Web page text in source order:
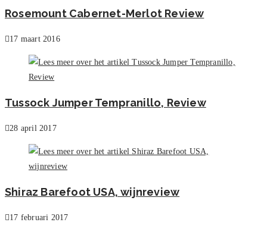
Rosemount Cabernet-Merlot Review
17 maart 2016
Tussock Jumper Tempranillo, Review
28 april 2017
Shiraz Barefoot USA, wijnreview
17 februari 2017